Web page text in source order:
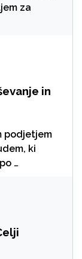
za
in
podjetjem
ki
…